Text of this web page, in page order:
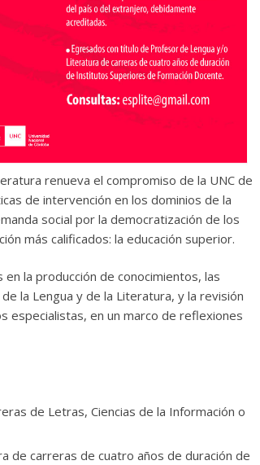
renueva el compromiso de la UNC de
de intervención en los dominios de la
social por la democratización de los
más calificados: la educación superior.
la producción de conocimientos, las
la Lengua y de la Literatura, y la revisión
especialistas, en un marco de reflexiones
de Letras, Ciencias de la Información o
de carreras de cuatro años de duración de